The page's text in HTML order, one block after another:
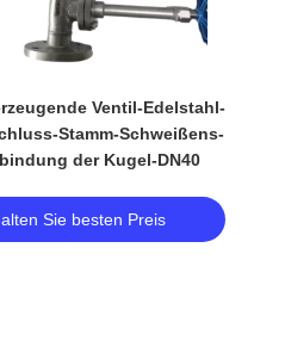
Ventil-Edelstahl-
Stamm-Schweißens-
der Kugel-DN40
Sie besten Preis